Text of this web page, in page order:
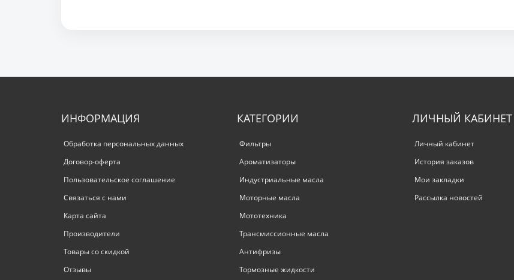
ИНФОРМАЦИЯ
Обработка персональных данных
Договор-оферта
Пользовательское соглашение
Связаться с нами
Карта сайта
Производители
Товары со скидкой
Отзывы
КАТЕГОРИИ
Фильтры
Ароматизаторы
Индустриальные масла
Моторные масла
Мототехника
Трансмиссионные масла
Антифризы
Тормозные жидкости
ЛИЧНЫЙ КАБИНЕТ
Личный кабинет
История заказов
Мои закладки
Рассылка новостей